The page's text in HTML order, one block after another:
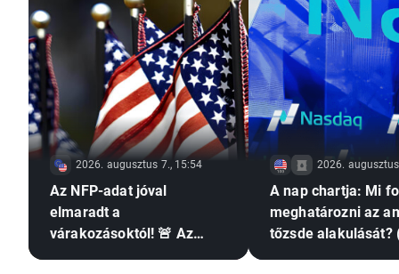
2026. augusztus 7., 15:54
Az NFP-adat jóval
elmaradt a
várakozásoktól! 🚨 Az
2026.
A nap chartja: Mi
meghatározni az
tőzsde alakulását?